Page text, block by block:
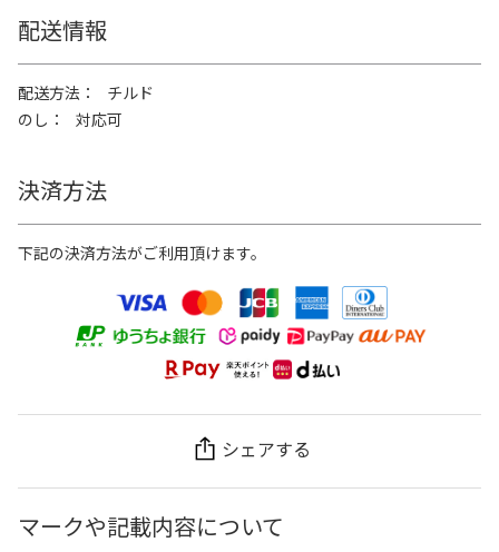
配送情報
配送方法
チルド
のし
対応可
決済方法
下記の決済方法がご利用頂けます。
シェアする
マークや記載内容について